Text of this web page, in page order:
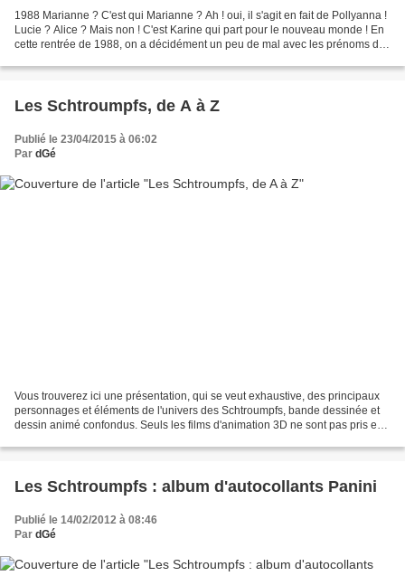
1988 Marianne ? C'est qui Marianne ? Ah ! oui, il s'agit en fait de Pollyanna !
Lucie ? Alice ? Mais non ! C'est Karine qui part pour le nouveau monde ! En
cette rentrée de 1988, on a décidément un peu de mal avec les prénoms des
Les Schtroumpfs, de A à Z
Publié le 23/04/2015 à 06:02
Par dGé
Vous trouverez ici une présentation, qui se veut exhaustive, des principaux
personnages et éléments de l'univers des Schtroumpfs, bande dessinée et
dessin animé confondus. Seuls les films d'animation 3D ne sont pas pris en
Les Schtroumpfs : album d'autocollants Panini
Publié le 14/02/2012 à 08:46
Par dGé